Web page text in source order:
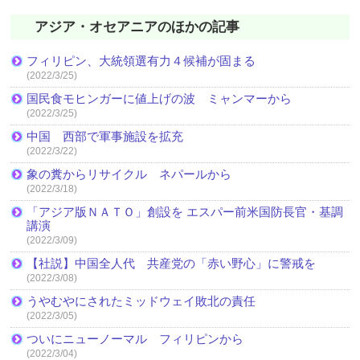
アジア・オセアニアのほかの記事
フィリピン、大統領選有力４候補が固まる
(2022/3/25)
国民食モヒンガーに値上げの波 ミャンマーから
(2022/3/25)
中国 西部で軍事施設を拡充
(2022/3/22)
象の糞からリサイクル ネパールから
(2022/3/18)
「アジア版ＮＡＴＯ」創設を エスパー前米国防長官・基調
講演
(2022/3/09)
【社説】中国全人代 共産党の「赤い野心」に警戒を
(2022/3/08)
うやむやにされたミッドウェイ敗北の責任
(2022/3/05)
ついにニューノーマル フィリピンから
(2022/3/04)